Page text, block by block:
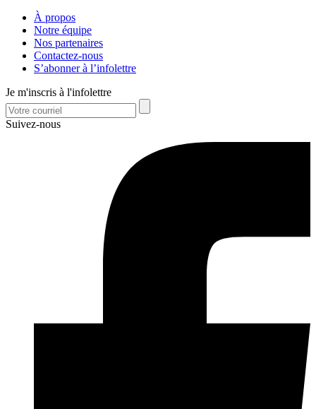
À propos
Notre équipe
Nos partenaires
Contactez-nous
S’abonner à l’infolettre
Je m'inscris à l'infolettre
Suivez-nous